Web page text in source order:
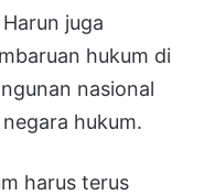
juga
hukum di
nasional
hukum.
harus terus